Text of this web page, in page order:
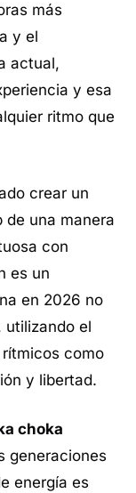
más
y el
actual,
y esa
ritmo que
crear un
de una manera
con
es un
en 2026 no
utilizando el
como
y libertad.
choka
generaciones
energía es